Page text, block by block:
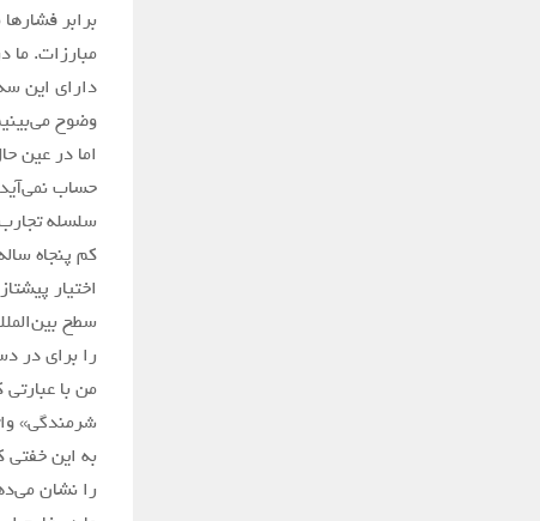
برابر
مبارزات. ما
دارای این
وضوح
اما در عین
حساب
سلسله تجارب
کم پنجاه
اختیار
سطح
را برای در
من با
شرمندگی»
به این خفتی
را نشان